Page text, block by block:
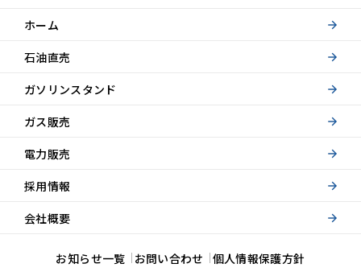
ホーム
石油直売
ガソリンスタンド
ガス販売
電力販売
採用情報
会社概要
お知らせ一覧 お問い合わせ 個人情報保護方針